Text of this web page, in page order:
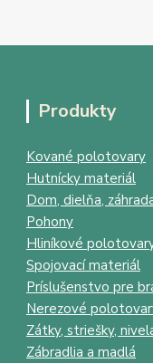
Produkty
Kované polotovary
Hutnícky materiál
Dom, dielňa,
Pohony
Hliníkové
Spojovací materiál
Príslušenstvo pre
Nerezové
Zátky, striešky,
Zábradlia a madlá